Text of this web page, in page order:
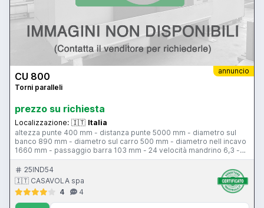
annuncio
CU 800
Torni paralleli
prezzo su richiesta
Localizzazione: 🇮🇹 Italia
altezza punte 400 mm - distanza punte 5000 mm - diametro sul
banco 890 mm - diametro sul carro 500 mm - diametro nell incavo
1660 mm - passaggio barra 103 mm - 24 velocità mandrino 6,3 -
1250 giri al minuto - 22 kw
25IND54
🇮🇹 CASAVOLA spa
4
4